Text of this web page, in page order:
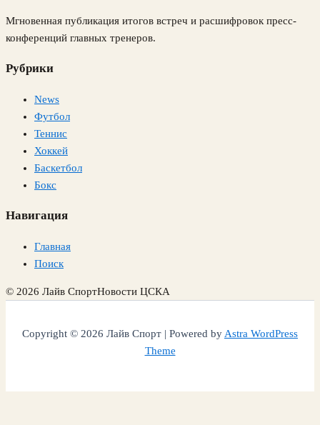
Мгновенная публикация итогов встреч и расшифровок пресс-
конференций главных тренеров.
Рубрики
News
Футбол
Теннис
Хоккей
Баскетбол
Бокс
Навигация
Главная
Поиск
© 2026 Лайв СпортНовости ЦСКА
Copyright © 2026 Лайв Спорт | Powered byAstra WordPress
Theme